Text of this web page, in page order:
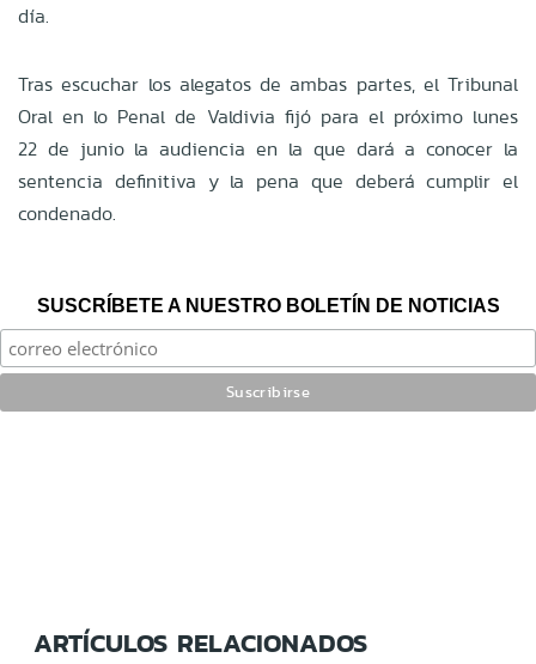
día.
Tras escuchar los alegatos de ambas partes, el Tribunal
Oral en lo Penal de Valdivia fijó para el próximo lunes
22 de junio la audiencia en la que dará a conocer la
sentencia definitiva y la pena que deberá cumplir el
condenado.
SUSCRÍBETE A NUESTRO BOLETÍN DE NOTICIAS
ARTÍCULOS RELACIONADOS